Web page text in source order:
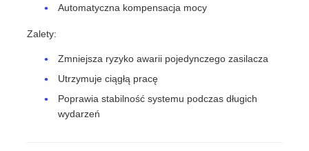
Automatyczna kompensacja mocy
Zalety:
Zmniejsza ryzyko awarii pojedynczego zasilacza
Utrzymuje ciągłą pracę
Poprawia stabilność systemu podczas długich
wydarzeń